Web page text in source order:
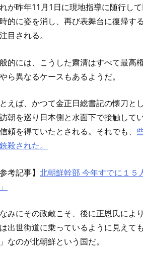
が昨年11月1日に現地指導に随行し
的に姿を消し、再び表舞台に復帰す
目される。
的には、こうした粛清はすべて最高
ら異なるケースもあるようだ。
えば、かつて金正日総書記の懐刀と
朝を巡り日本側と水面下で接触して
頼を得ていたとされる。それでも、
殺された。
参考記事】 北朝鮮幹部 今年すでに１
みにその政敵こそ、後に正恩氏によ
出世街道に乗っているように見えて
なのが北朝鮮という国だ。